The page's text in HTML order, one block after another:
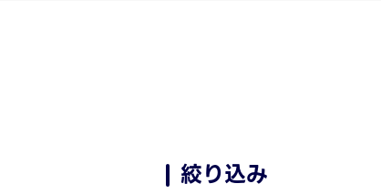
絞り込み